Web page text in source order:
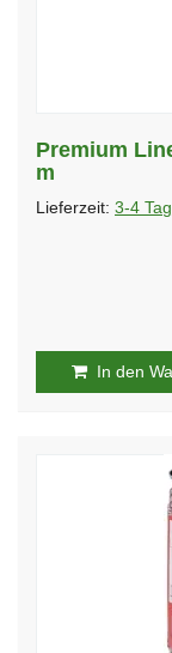
Premium
m
Lieferzeit: 3-4
In den